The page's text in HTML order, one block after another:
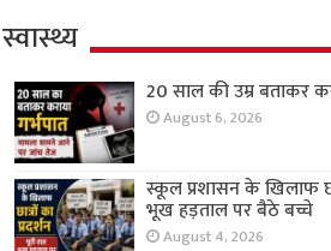
स्वास्थ्य
20 साल की उम्र बताकर
August 6, 2026
स्कूल प्रशासन के खिलाफ
भूख हड़ताल पर बैठे बच्चे
August 4, 2026